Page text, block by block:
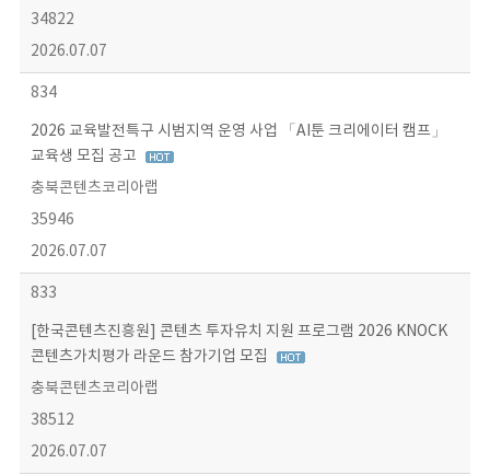
34822
2026.07.07
834
2026 교육발전특구 시범지역 운영 사업 「AI툰 크리에이터 캠프」
교육생 모집 공고
충북콘텐츠코리아랩
35946
2026.07.07
833
[한국콘텐츠진흥원] 콘텐츠 투자유치 지원 프로그램 2026 KNOCK
콘텐츠가치평가 라운드 참가기업 모집
충북콘텐츠코리아랩
38512
2026.07.07